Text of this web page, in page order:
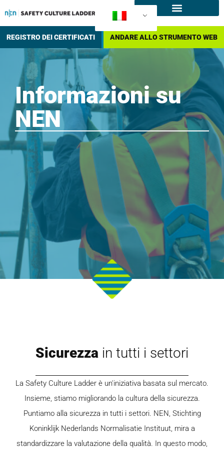
REGISTRO DEI CERTIFICATI ANDARE ALLO STRUMENTO WEB
Informazioni su
NEN
Sicurezza in tutti i settori
La Safety Culture Ladder è un'iniziativa basata sul mercato.
Insieme, stiamo migliorando la cultura della sicurezza.
Puntiamo alla sicurezza in tutti i settori. NEN, Stichting
Koninklijk Nederlands Normalisatie Instituut, mira a
standardizzare la valutazione della qualità. In questo modo,